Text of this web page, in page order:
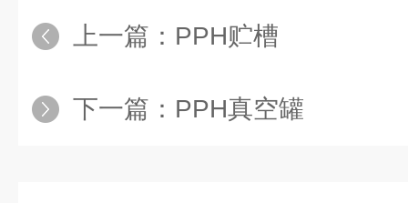
上一篇： PPH贮槽
下一篇： PPH真空罐